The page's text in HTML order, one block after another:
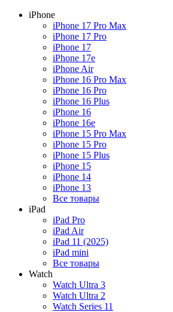
iPhone
iPhone 17 Pro Max
iPhone 17 Pro
iPhone 17
iPhone 17e
iPhone Air
iPhone 16 Pro Max
iPhone 16 Pro
iPhone 16 Plus
iPhone 16
iPhone 16e
iPhone 15 Pro Max
iPhone 15 Pro
iPhone 15 Plus
iPhone 15
iPhone 14
iPhone 13
Все товары
iPad
iPad Pro
iPad Air
iPad 11 (2025)
iPad mini
Все товары
Watch
Watch Ultra 3
Watch Ultra 2
Watch Series 11